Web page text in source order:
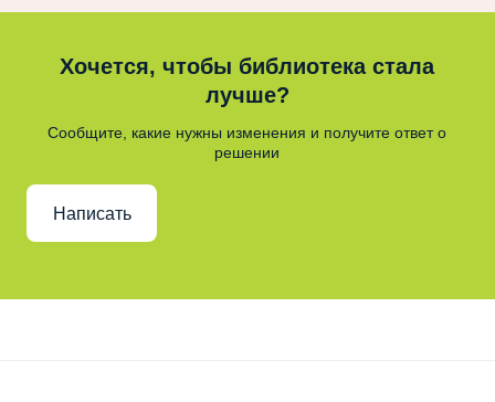
Хочется, чтобы библиотека стала
лучше?
Сообщите, какие нужны изменения и получите ответ о
решении
Написать